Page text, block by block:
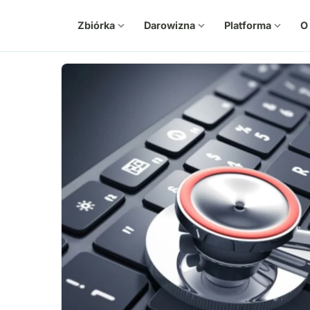
Zbiórka expand_more Darowizna expand_more Platforma expand_more